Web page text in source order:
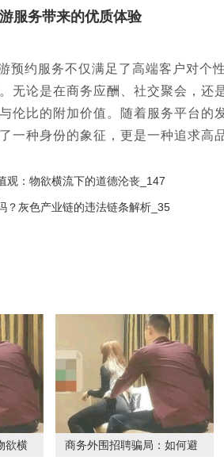
服务带来的优质体验
预约服务不仅满足了高端客户对个
无论是在商务应酬、社交聚会，
伦比的附加价值。随着服务平台
一种身份的象征，更是一种追求高
观：物欲横流下的道德沦丧_147
？灰色产业链的违法链条解析_35
欲横
商务外围招聘骗局：如何避